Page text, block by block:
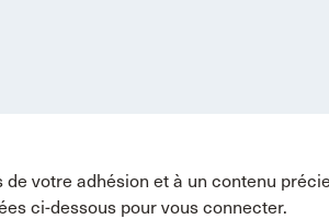
votre adhésion et à un contenu
ci-dessous pour vous connecter.